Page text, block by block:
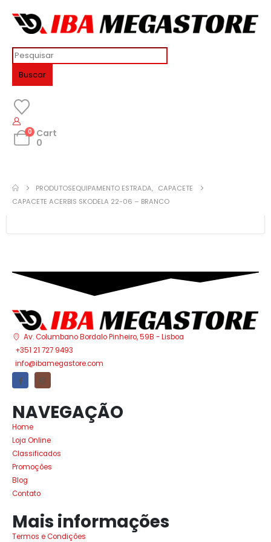
Buscar
0 Cart
0
PRODUTOSEQUIPAMENTO ESTRADA, CAPACETE
CAPACETE ACERBIS SKODELA 22-06 – BRANCO
Av. Columbano Bordalo Pinheiro, 59B - Lisboa
+351 21 727 9493
info@ibamegastore.com
NAVEGAÇÃO
Home
Loja Online
Classificados
Promoções
Blog
Contato
Mais informações
Termos e Condições